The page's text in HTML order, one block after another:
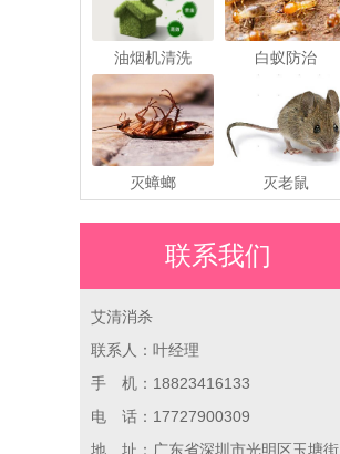
油烟机清洗 白蚁防治
灭蟑螂 灭老鼠
联系我们
艾清消杀
联系人：叶经理
手 机：18823416133
电 话：17727900309
地 址：广东省深圳市光明区玉塘街